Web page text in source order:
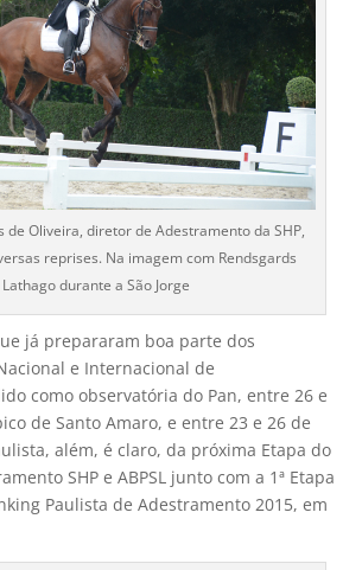
de Oliveira, diretor de Adestramento da SHP,
reprises. Na imagem com Rendsgards
Lathago durante a São Jorge
já prepararam boa parte dos
e Internacional de
como observatória do Pan, entre 26 e
de Santo Amaro, e entre 23 e 26 de
além, é claro, da próxima Etapa do
SHP e ABPSL junto com a 1ª Etapa
Paulista de Adestramento 2015, em